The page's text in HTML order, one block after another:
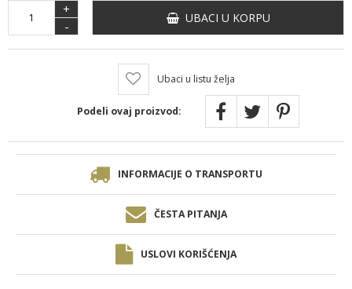
+
-
UBACI U KORPU
Ubaci u listu želja
Podeli ovaj proizvod:
INFORMACIJE O TRANSPORTU
ČESTA PITANJA
USLOVI KORIŠĆENJA